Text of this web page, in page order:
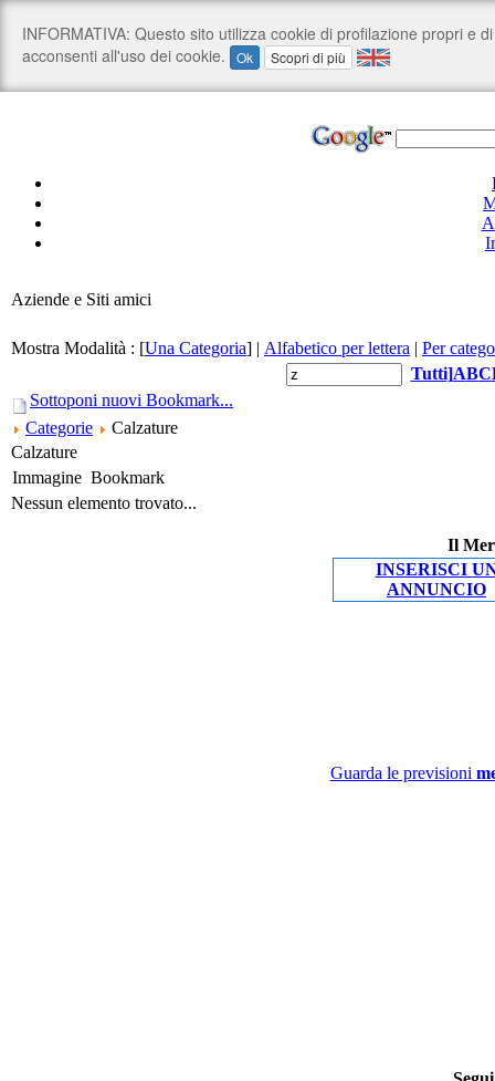
Aziende e Siti amici
Mostra Modalità : [Una Categoria] | Alfabetico per lettera | Per
Tutti]ABC
Sottoponi nuovi Bookmark...
Categorie
Calzature
Calzature
Immagine Bookmark
Nessun elemento trovato...
Il
INSERISCI
ANNUNCIO
Guarda le previsioni